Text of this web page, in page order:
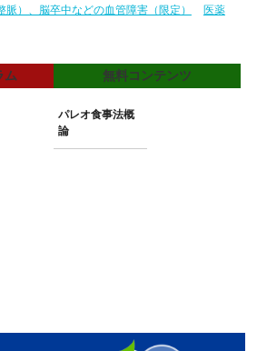
脈）、脳卒中などの血管障害（限定）
医薬
ム 無料コンテンツ
パレオ食事法概
論